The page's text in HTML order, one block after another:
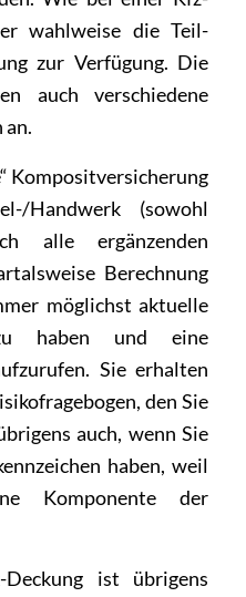
wahlweise die Teil-
zur Verfügung. Die
auch verschiedene
Kompositversicherung
Handwerk (sowohl
alle ergänzenden
Berechnung
möglichst aktuelle
haben und eine
Sie erhalten
den Sie
auch, wenn Sie
haben, weil
Komponente der
Deckung ist übrigens